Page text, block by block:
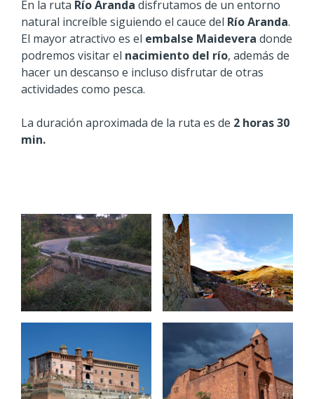
En la ruta Río Aranda disfrutamos de un entorno
natural increíble siguiendo el cauce del Río Aranda.
El mayor atractivo es el embalse Maidevera donde
podremos visitar el nacimiento del río, además de
hacer un descanso e incluso disfrutar de otras
actividades como pesca.
La duración aproximada de la ruta es de 2 horas30
min.